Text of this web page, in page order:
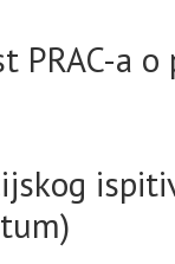
PRAC-a